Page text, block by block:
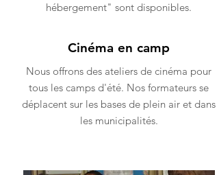
hébergement" sont disponibles.
Cinéma en camp
Nous offrons des ateliers de cinéma pour
tous les camps d'été. Nos formateurs se
déplacent sur les bases de plein air et dans
les municipalités.